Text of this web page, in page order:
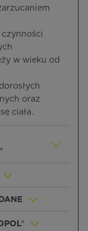
w wieku od
oraz
ciała.